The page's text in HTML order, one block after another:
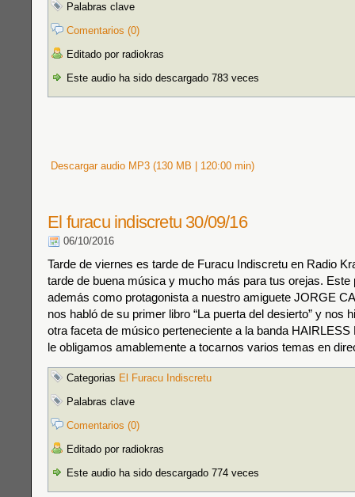
Palabras clave
Comentarios (0)
Editado por radiokras
Este audio ha sido descargado 783 veces
Descargar audio MP3 (130 MB | 120:00 min)
El furacu indiscretu 30/09/16
06/10/2016
Tarde de viernes es tarde de Furacu Indiscretu en Radio
tarde de buena música y mucho más para tus orejas. Este
además como protagonista a nuestro amiguete JORGE
nos habló de su primer libro “La puerta del desierto” y nos
otra faceta de músico perteneciente a la banda
le obligamos amablemente a tocarnos varios temas en
Categorias El Furacu Indiscretu
Palabras clave
Comentarios (0)
Editado por radiokras
Este audio ha sido descargado 774 veces